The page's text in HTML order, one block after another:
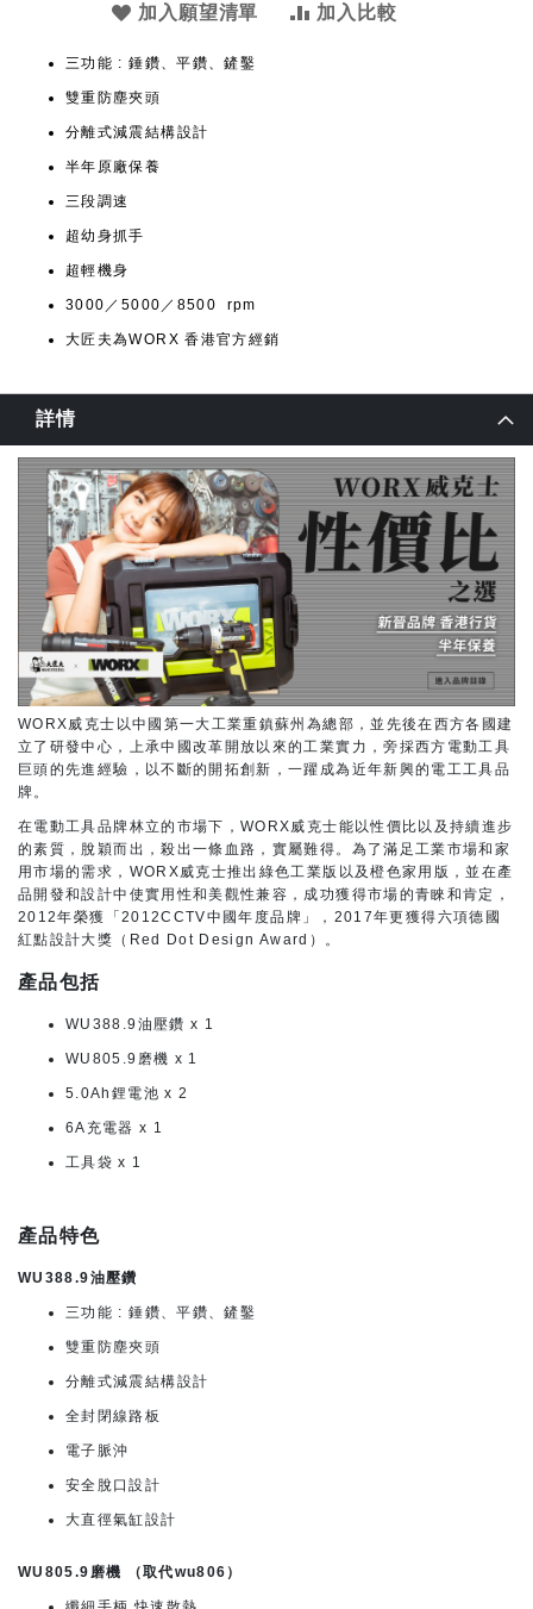
加入願望清單 加入比較
三功能 : 錘鑽、平鑽、鏟鑿
雙重防塵夾頭
分離式減震結構設計
半年原廠保養
三段調速
超幼身抓手
超輕機身
3000／5000／8500 rpm
大匠夫為WORX 香港官方經銷
詳情
WORX威克士以中國第一大工業重鎮蘇州為總部，並先後在西方各國建
立了研發中心，上承中國改革開放以來的工業實力，旁採西方電動工具
巨頭的先進經驗，以不斷的開拓創新，一躍成為近年新興的電工工具品
牌。
在電動工具品牌林立的市場下，WORX威克士能以性價比以及持續進步
的素質，脫穎而出，殺出一條血路，實屬難得。為了滿足工業市場和家
用市場的需求，WORX威克士推出綠色工業版以及橙色家用版，並在產
品開發和設計中使實用性和美觀性兼容，成功獲得市場的青睞和肯定，
2012年榮獲「2012CCTV中國年度品牌」，2017年更獲得六項德國
紅點設計大獎（Red Dot Design Award）。
產品包括
WU388.9油壓鑽 x 1
WU805.9磨機 x 1
5.0Ah鋰電池 x 2
6A充電器 x 1
工具袋 x 1
產品特色
WU388.9油壓鑽
三功能 : 錘鑽、平鑽、鏟鑿
雙重防塵夾頭
分離式減震結構設計
全封閉線路板
電子脈沖
安全脫口設計
大直徑氣缸設計
WU805.9磨機 （取代wu806）